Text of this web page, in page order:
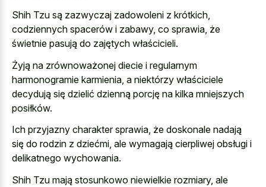
Shih Tzu są zazwyczaj zadowoleni z krótkich,
codziennych spacerów i zabawy, co sprawia, że
świetnie pasują do zajętych właścicieli.
Żyją na zrównoważonej diecie i regularnym
harmonogramie karmienia, a niektórzy właściciele
decydują się dzielić dzienną porcję na kilka mniejszych
posiłków.
Ich przyjazny charakter sprawia, że doskonale nadają
się do rodzin z dziećmi, ale wymagają cierpliwej obsługi i
delikatnego wychowania.
Shih Tzu mają stosunkowo niewielkie rozmiary, ale